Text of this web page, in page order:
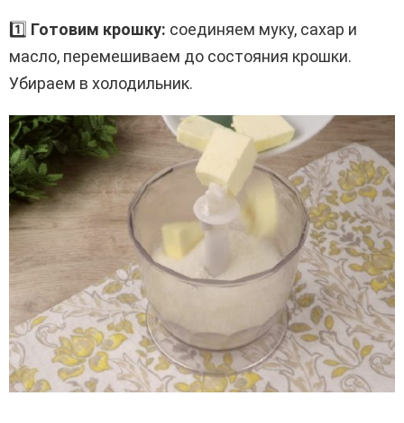
1️⃣ Готовим крошку: соединяем муку, сахар и
масло, перемешиваем до состояния крошки.
Убираем в холодильник.